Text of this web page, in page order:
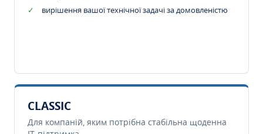
вирішення вашої технічної задачі за домовленістю
CLASSIC
Для компаній, яким потрібна стабільна щоденна